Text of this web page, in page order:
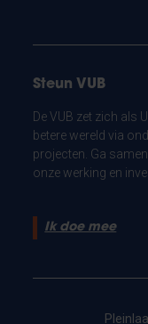
Steun VUB
De VUB zet zich als
betere wereld via
projecten. Ga
onze werking en
Ik doe mee